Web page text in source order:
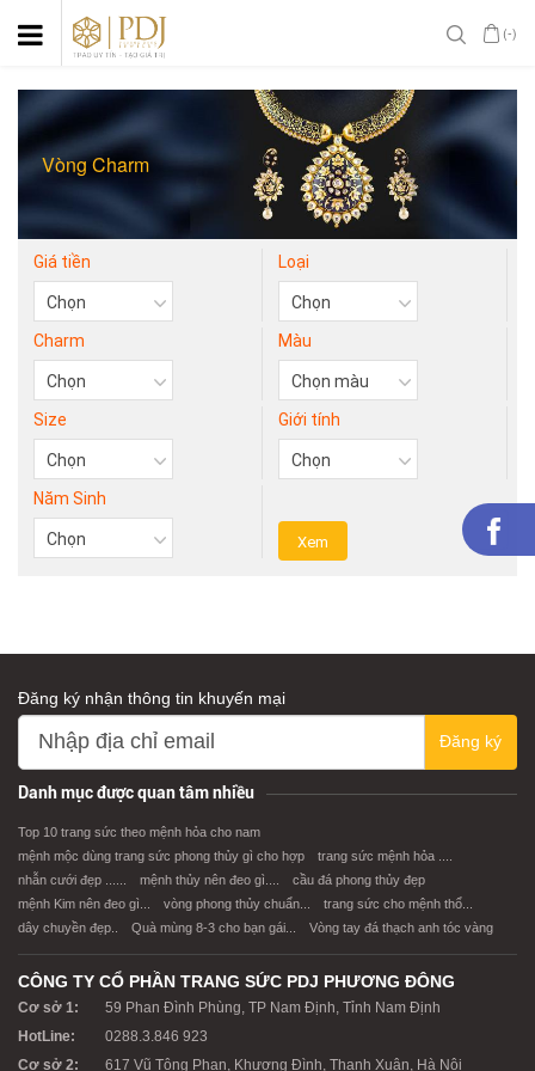
(-)
Vòng Charm
Giá tiền Loại
Charm Màu
Size Giới tính
Năm Sinh
Đăng ký nhận thông tin khuyến mại
Đăng ký
Danh mục được quan tâm nhiều
Top 10 trang sức theo mệnh hỏa cho nam
mệnh mộc dùng trang sức phong thủy gì cho hợp
trang sức mệnh hỏa ....
nhẫn cưới đẹp ......
mệnh thủy nên đeo gì....
cầu đá phong thủy đẹp
mệnh Kim nên đeo gì...
vòng phong thủy chuẩn...
trang sức cho mệnh thổ...
dây chuyền đẹp..
Quà mùng 8-3 cho bạn gái... Vòng tay đá thạch anh tóc vàng
CÔNG TY CỔ PHẦN TRANG SỨC PDJ PHƯƠNG ĐÔNG
Cơ sở 1:
59 Phan Đình Phùng, TP Nam Định, Tỉnh Nam Định
HotLine:
0288.3.846 923
Cơ sở 2:
617 Vũ Tông Phan, Khương Đình, Thanh Xuân, Hà Nội